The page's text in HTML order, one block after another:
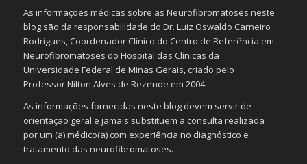
As informações médicas sobre as Neurofibromatoses neste
blog são da responsabilidade do Dr. Luiz Oswaldo Carneiro
Rodrigues, Coordenador Clínico do Centro de Referência em
Neurofibromatoses do Hospital das Clínicas da
Universidade Federal de Minas Gerais, criado pelo
Professor Nilton Alves de Rezende em 2004.
As informações fornecidas neste blog devem servir de
orientação geral e jamais substituem a consulta realizada
por um (a) médico(a) com experiência no diagnóstico e
tratamento das neurofibromatoses.